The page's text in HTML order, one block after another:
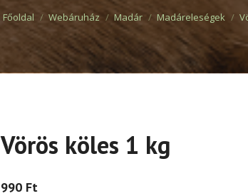
You are here:
Főoldal Webáruház Madár Madáreleségek
Vörös köles 1 kg
990 Ft